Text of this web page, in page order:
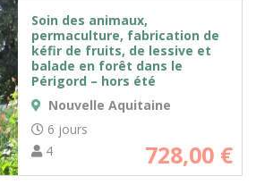
Soin des animaux,
permaculture, fabrication de
kéfir de fruits, de lessive et
balade en forêt dans le
Périgord – hors été
Nouvelle Aquitaine
6 jours
4
728,00 €